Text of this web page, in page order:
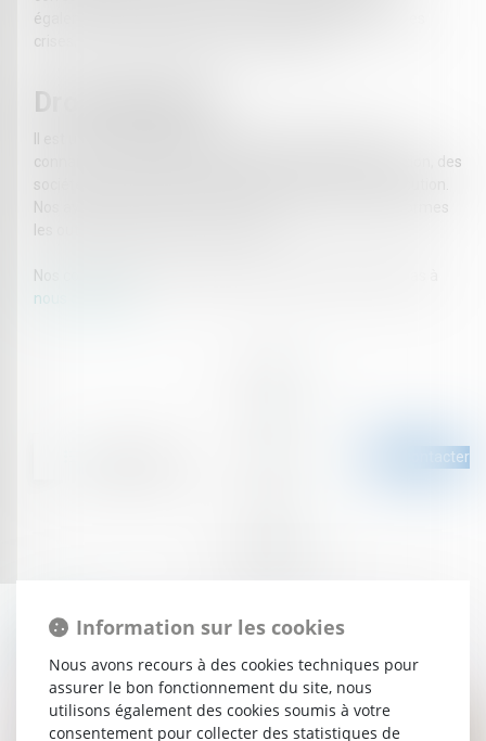
également présents pour prévenir des contentieux et des
crises, et en cas de litige, ils vous assisteront.
Droit Bancaire
connaissances transversales en droit de la consommation, des
sociétés, des procédures collectives et des voies d'exécution.
Nos avocats sauront trouver dans cette profusion de normes
Nos compétences en la matière sont larges, n'hésitez pas à
nous contacter
Nous contacter
Équipe
Équipe dédiée
Information sur les cookies
Nous avons recours à des cookies techniques pour
assurer le bon fonctionnement du site, nous
utilisons également des cookies soumis à votre
consentement pour collecter des statistiques de